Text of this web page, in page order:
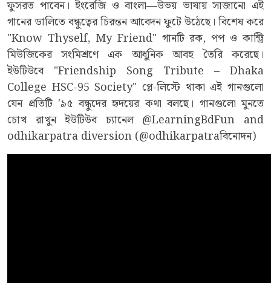
ফুসরত পাবেন। ইংরেজি ও বাংলা—উভয় ভাষায় সাজানো এই
গানের ডালিতে বন্ধুত্বের চিরন্তন আবেদন ফুটে উঠেছে। বিশেষ করে
"Know Thyself, My Friend" গানটি রক, পপ ও কান্ট্রি
মিউজিকের সংমিশ্রণে এক আধুনিক আবহ তৈরি করেছে।
ইউটিউবে "Friendship Song Tribute – Dhaka
College HSC-95 Society" প্লে-লিস্টে থাকা এই গানগুলো
যেন প্রতিটি '৯৫ বন্ধুদের হৃদয়ের কথা বলছে। গানগুলো মুনতে
চোখ রাখুন ইউটিউব চ্যানেল @LearningBdFun and
odhikarpatra diversion (@odhikarpatraবিনোদন)